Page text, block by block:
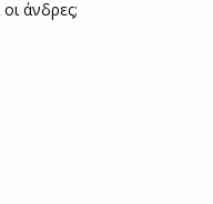
άνδρες;